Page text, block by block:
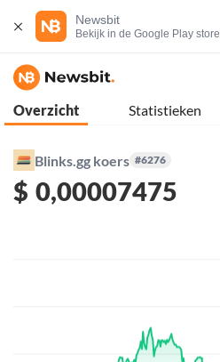
Newsbit
Bekijk in de Google Play store
Overzicht Statistieken
Blinks.gg koers #6276
$ 0,00007475